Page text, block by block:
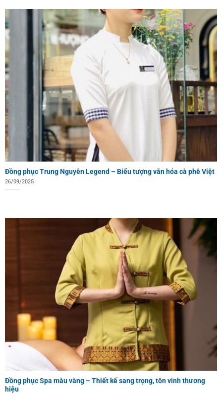
Đồng phục Trung Nguyên Legend – Biểu tượng văn hóa cà phê Việt
26/09/2025
Đồng phục Spa màu vàng – Thiết kế sang trọng, tôn vinh thương
hiệu